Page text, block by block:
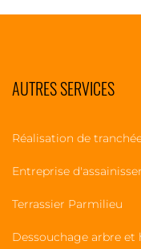
AUTRES SERVICES
Réalisation de
Entreprise
Terrassier Parmilieu
Dessouchage arbre et